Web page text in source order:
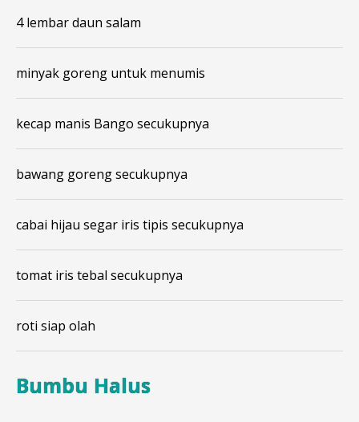
4 lembar daun salam
minyak goreng untuk menumis
kecap manis Bango secukupnya
bawang goreng secukupnya
cabai hijau segar iris tipis secukupnya
tomat iris tebal secukupnya
roti siap olah
Bumbu Halus